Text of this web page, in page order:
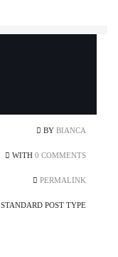
BY BIANCA
WITH 0 COMMENTS
PERMALINK
STANDARD POST TYPE